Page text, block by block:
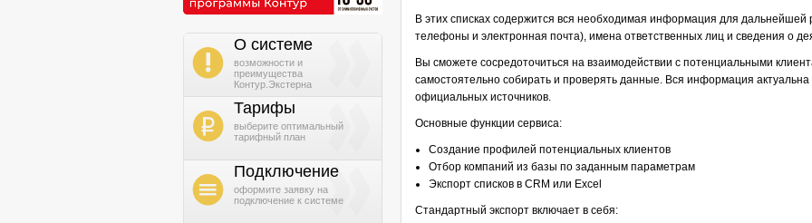
i
О системе
возможности и
преимущества
Контур.Экстерна
b
Тарифы
выберите оптимальный
тарифный план
h
Подключение
оформите заявку на
подключение к системе
В этих списках содержится вся необходимая информация для
телефоны и электронная почта), имена ответственных лиц и сведения о
Вы сможете сосредоточиться на взаимодействии с потенциальными
самостоятельно собирать и проверять данные. Вся информация актуальна
официальных источников.
Основные функции сервиса:
Создание профилей потенциальных клиентов
Отбор компаний из базы по заданным параметрам
Экспорт списков в CRM или Excel
Стандартный экспорт включает в себя: